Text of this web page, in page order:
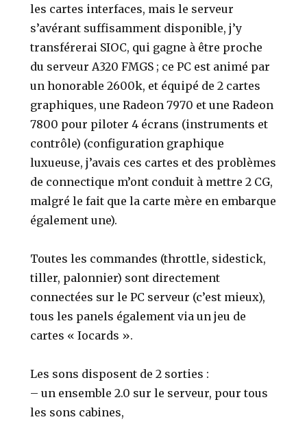
les cartes interfaces, mais le serveur
s’avérant suffisamment disponible, j’y
transférerai SIOC, qui gagne à être proche
du serveur A320 FMGS ; ce PC est animé par
un honorable 2600k, et équipé de 2 cartes
graphiques, une Radeon 7970 et une Radeon
7800 pour piloter 4 écrans (instruments et
contrôle) (configuration graphique
luxueuse, j’avais ces cartes et des problèmes
de connectique m’ont conduit à mettre 2 CG,
malgré le fait que la carte mère en embarque
également une).
Toutes les commandes (throttle, sidestick,
tiller, palonnier) sont directement
connectées sur le PC serveur (c’est mieux),
tous les panels également via un jeu de
cartes « Iocards ».
Les sons disposent de 2 sorties :
– un ensemble 2.0 sur le serveur, pour tous
les sons cabines,